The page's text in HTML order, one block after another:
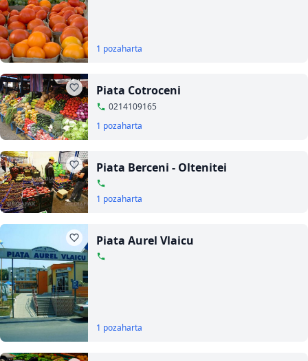
1 pozaharta
Piata Cotroceni
0214109165
1 pozaharta
Piata Berceni - Oltenitei
1 pozaharta
Piata Aurel Vlaicu
1 pozaharta